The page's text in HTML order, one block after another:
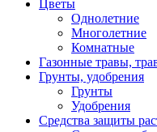
Цветы
Однолетние
Многолетние
Комнатные
Газонные травы,
Грунты, удобрения
Грунты
Удобрения
Средства защиты